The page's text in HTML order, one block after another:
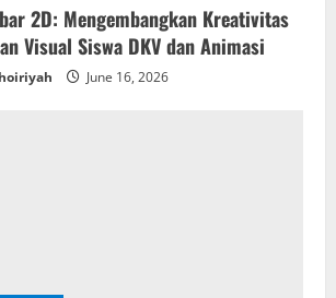
2D: Mengembangkan Kreativitas
Visual Siswa DKV dan Animasi
June 16, 2026